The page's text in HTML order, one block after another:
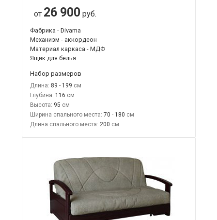
от 26 900 руб.
Фабрика - Divama
Механизм - аккордеон
Материал каркаса - МДФ
Ящик для белья
Набор размеров
Длина: 89 - 199
Глубина: 116
Высота: 95
Ширина спального места: 70 - 180
Длина спального места: 200